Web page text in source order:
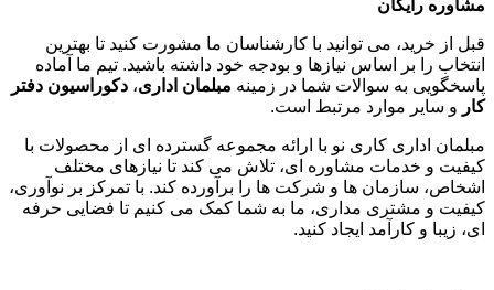
مشاوره رایگان
قبل از خرید، می توانید با کارشناسان ما مشورت کنید تا بهترین
انتخاب را بر اساس نیازها و بودجه خود داشته باشید. تیم ما آماده
پاسخگویی به سوالات شما در زمینه مبلمان اداری، دکوراسیون دفتر
کار و سایر موارد مرتبط است.
مبلمان اداری کاری نو با ارائه مجموعه گسترده ای از محصولات با
کیفیت و خدمات مشاوره ای، تلاش می کند تا نیازهای مختلف
اشخاص، سازمان ها و شرکت ها را برآورده کند. با تمرکز بر نوآوری،
کیفیت و مشتری مداری، ما به شما کمک می کنیم تا فضایی حرفه
ای، زیبا و کارآمد ایجاد کنید.